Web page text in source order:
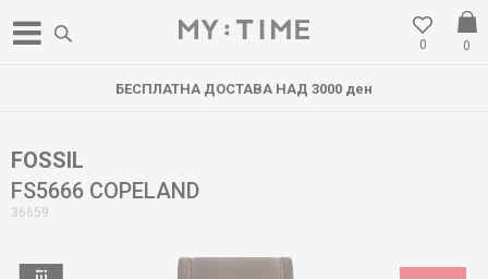
0
0
БЕСПЛАТНА ДОСТАВА НАД 3000 ден
FOSSIL
FS5666 COPELAND
36659